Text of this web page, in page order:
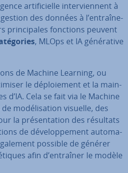
ar­ti­fi­cielle in­ter­vien­nent à
des données à l’en­traî­ne­
prin­ci­pales fonctions peuvent
, MLOps et IA gé­né­ra­tive
de Machine Learning, ou
le dé­ploie­ment et la main­
d’IA. Cela se fait via le Machine
mo­dé­li­sa­tion visuelle, des
la pré­sen­ta­tion des résultats
de dé­ve­lop­pe­ment au­to­ma­
possible de générer
afin d’entraîner le modèle